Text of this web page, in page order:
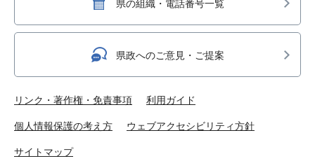
県の組織・電話番号一覧
県政へのご意見・ご提案
リンク・著作権・免責事項 利用ガイド
個人情報保護の考え方 ウェブアクセシビリティ方針
サイトマップ